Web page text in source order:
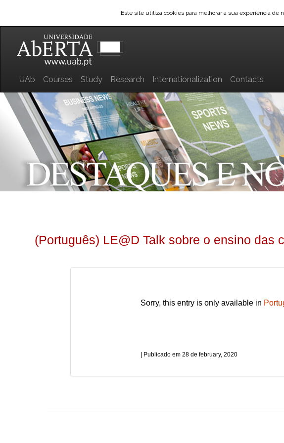
Este site utiliza cookies para melhorar a sua experiência de
UAb Courses Study Research Internationalization Contacts
(Português) LE@D Talk sobre o ensino das
Sorry, this entry is only available in
28 de february, 2020